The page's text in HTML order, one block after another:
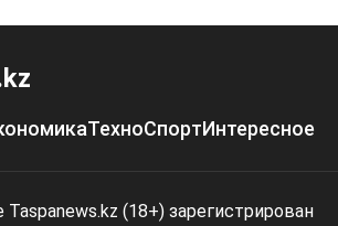
ТехноСпортИнтересное
(18+) зарегистрирован